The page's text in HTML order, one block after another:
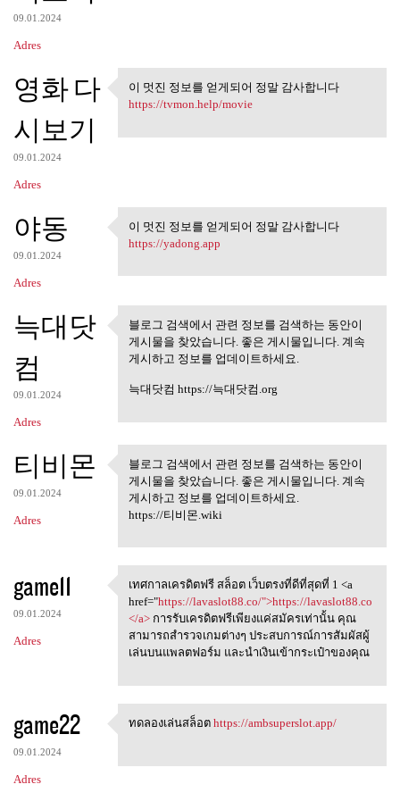
09.01.2024
Adres
영화 다
시보기
09.01.2024
Adres
이 멋진 정보를 얻게되어 정말 감
이 멋진 정보를 얻게되어 정말 감사합니다
https://tvmon.help/movie
야동
09.01.2024
Adres
이 멋진 정보를 얻게되어 정말 감
이 멋진 정보를 얻게되어 정말 감사합니다
https://yadong.app
늑대닷
컴
09.01.2024
Adres
블로그 검색에서 관련 정보를 검
색하는 동안이 게시물을
블로그 검색에서 관련 정보를 검색하는 동안이
게시물을 찾았습니다. 좋은 게시물입니다. 계속
게시하고 정보를 업데이트하세요.
늑대닷컴 https://늑대닷컴.org
티비몬
09.01.2024
Adres
블로그 검색에서 관련 정보를 검
색하는 동안이 게시물을
블로그 검색에서 관련 정보를 검색하는 동안이
게시물을 찾았습니다. 좋은 게시물입니다. 계속
게시하고 정보를 업데이트하세요.
https://티비몬.wiki
game11
09.01.2024
Adres
เทศกาลเครดิตฟรี สล็อต
เทศกาลเครดิตฟรี สล็อต เว็บตรงที่ดีที่สุดที่ 1 <a
href="https://lavaslot88.co/">https://lavaslot88.co
</a>การรับเครดิตฟรีเพียงแค่สมัครเท่านั้น คุณ
สามารถสำรวจเกมต่างๆ ประสบการณ์การสัมผัสผู้
เล่นบนแพลตฟอร์ม และนำเงินเข้ากระเป๋าของคุณ
game22
09.01.2024
Adres
ทดลองเล่นสล็อต https:/
ทดลองเล่นสล็อต https://ambsuperslot.app/